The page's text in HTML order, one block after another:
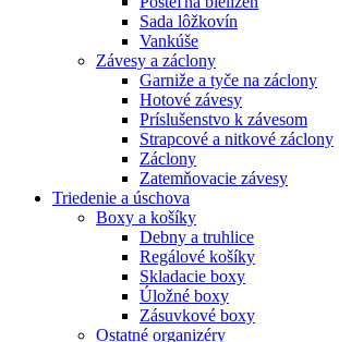
Sada lôžkovín
Vankúše
Závesy a záclony
Garniže a tyče na záclony
Hotové závesy
Príslušenstvo k závesom
Strapcové a nitkové záclony
Záclony
Zatemňovacie závesy
Triedenie a úschova
Boxy a košíky
Debny a truhlice
Regálové košíky
Skladacie boxy
Úložné boxy
Zásuvkové boxy
Ostatné organizéry